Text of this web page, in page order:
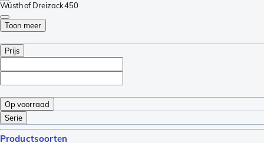
Wüsthof Dreizack450
Toon meer
Prijs
Op voorraad
Serie
Productsoorten